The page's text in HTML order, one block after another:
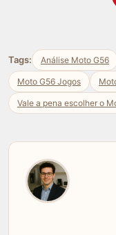
Tags: Análise Moto G56
Moto G56 Jogos
Vale a pena escolher o